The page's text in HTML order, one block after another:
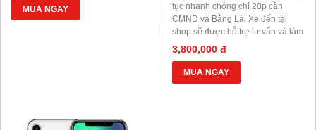
MUA NGAY
tục nhanh chóng chỉ 20p cần
CMND và Bằng Lái Xe đến tại
shop sẽ được hỗ trợ tư vấn và làm
thủ tục ngay tại Shop.
3,800,000 đ
MUA NGAY